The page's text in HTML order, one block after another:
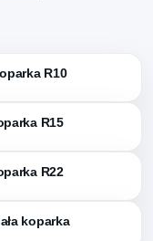
R10
R15
R22
koparka